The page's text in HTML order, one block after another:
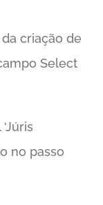
criação de
Select
no passo